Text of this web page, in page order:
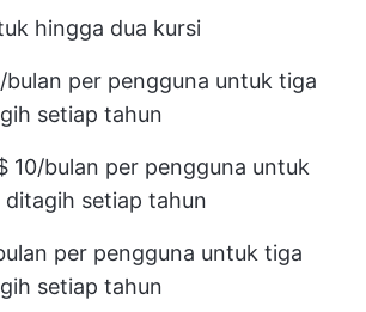
hingga dua kursi
bulan per pengguna untuk tiga
setiap tahun
10/bulan per pengguna untuk
ditagih setiap tahun
per pengguna untuk tiga
setiap tahun